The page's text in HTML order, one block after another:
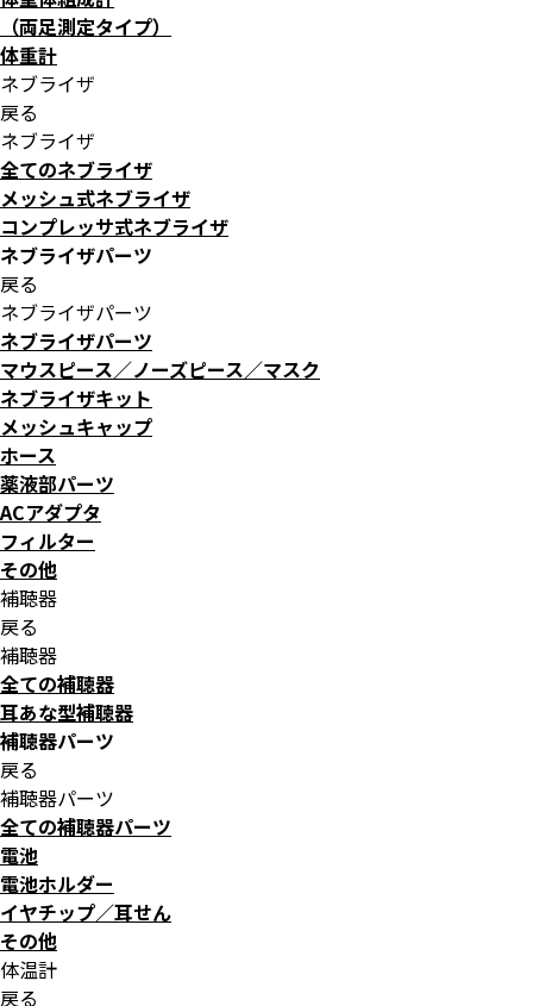
（両足測定タイプ）
体重計
ネブライザ
戻る
ネブライザ
全てのネブライザ
メッシュ式ネブライザ
コンプレッサ式ネブライザ
ネブライザパーツ
戻る
ネブライザパーツ
ネブライザパーツ
マウスピース／ノーズピース／マスク
ネブライザキット
メッシュキャップ
ホース
薬液部パーツ
ACアダプタ
フィルター
その他
補聴器
戻る
補聴器
全ての補聴器
耳あな型補聴器
補聴器パーツ
戻る
補聴器パーツ
全ての補聴器パーツ
電池
電池ホルダー
イヤチップ／耳せん
その他
体温計
戻る